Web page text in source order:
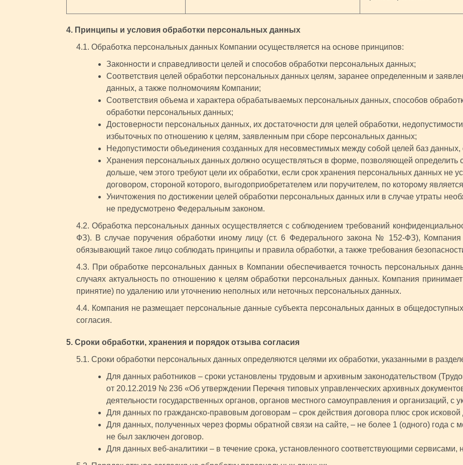
4. Принципы и условия обработки персональных данных
4.1. Обработка персональных данных Компании осуществляется на основе принципов:
Законности и справедливости целей и способов обработки персональных данных;
Соответствия целей обработки персональных данных целям, заранее определенным и
данных, а также полномочиям Компании;
Соответствия объема и характера обрабатываемых персональных данных, способов
обработки персональных данных;
Достоверности персональных данных, их достаточности для целей обработки,
избыточных по отношению к целям, заявленным при сборе персональных данных;
Недопустимости объединения созданных для несовместимых между собой целей баз
Хранения персональных данных должно осуществляться в форме, позволяющей определить
дольше, чем этого требуют цели их обработки, если срок хранения персональных данных не
договором, стороной которого, выгодоприобретателем или поручителем, по которому
Уничтожения по достижении целей обработки персональных данных или в случае утраты
не предусмотрено Федеральным законом.
4.2. Обработка персональных данных осуществляется с соблюдением требований
ФЗ). В случае поручения обработки иному лицу (ст. 6 Федерального закона № 152-ФЗ), Компания
обязывающий такое лицо соблюдать принципы и правила обработки, а также требования
4.3. При обработке персональных данных в Компании обеспечивается точность персональных
случаях актуальность по отношению к целям обработки персональных данных. Компания
принятие) по удалению или уточнению неполных или неточных персональных данных.
4.4. Компания не размещает персональные данные субъекта персональных данных в общедоступных
согласия.
5. Сроки обработки, хранения и порядок отзыва согласия
5.1. Сроки обработки персональных данных определяются целями их обработки, указанными в
Для данных работников – сроки установлены трудовым и архивным законодательством
от 20.12.2019 № 236 «Об утверждении Перечня типовых управленческих архивных
деятельности государственных органов, органов местного самоуправления и организаций, с
Для данных по гражданско-правовым договорам – срок действия договора плюс срок исковой
Для данных, полученных через формы обратной связи на сайте, – не более 1 (одного) года с
не был заключен договор.
Для данных веб-аналитики – в течение срока, установленного соответствующими сервисами,